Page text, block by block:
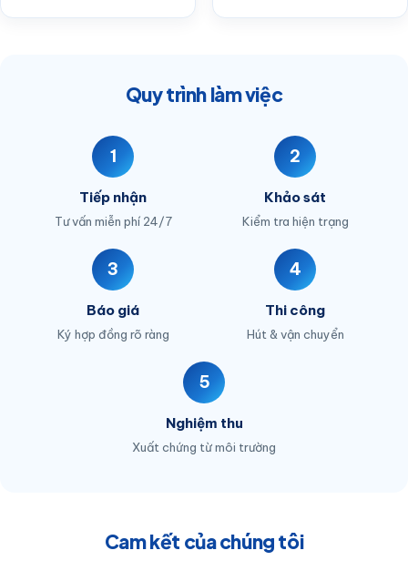
Quy trình làm việc
1
Tiếp nhận
Tư vấn miễn phí 24/7
2
Khảo sát
Kiểm tra hiện trạng
3
Báo giá
Ký hợp đồng rõ ràng
4
Thi công
Hút & vận chuyển
5
Nghiệm thu
Xuất chứng từ môi trường
Cam kết của chúng tôi